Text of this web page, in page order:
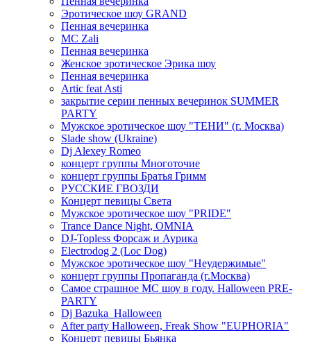
Эротическое шоу GRAND
Пенная вечеринка
MC Zali
Пенная вечеринка
Женское эротическое Эрика шоу
Пенная вечеринка
Artic feat Asti
закрытие серии пенных вечеринок SUMMER
PARTY
Мужское эротическое шоу "ТЕНИ" (г. Москва)
Slade show (Ukraine)
Dj Alexey Romeo
концерт группы Многоточие
концерт группы Братья Гримм
РУССКИЕ ГВОЗДИ
Концерт певицы Света
Мужское эротическое шоу "PRIDE"
Trance Dance Night, OMNIA
DJ-Topless Форсаж и Аурика
Electrodog 2 (Loc Dog)
Мужское эротическое шоу "Неудержимые"
концерт группы Пропаганда (г.Москва)
Самое страшное МС шоу в году. Halloween PRE-
PARTY
Dj Bazuka_Halloween
After party Halloween, Freak Show "EUPHORIA"
Концерт певицы Бьянка